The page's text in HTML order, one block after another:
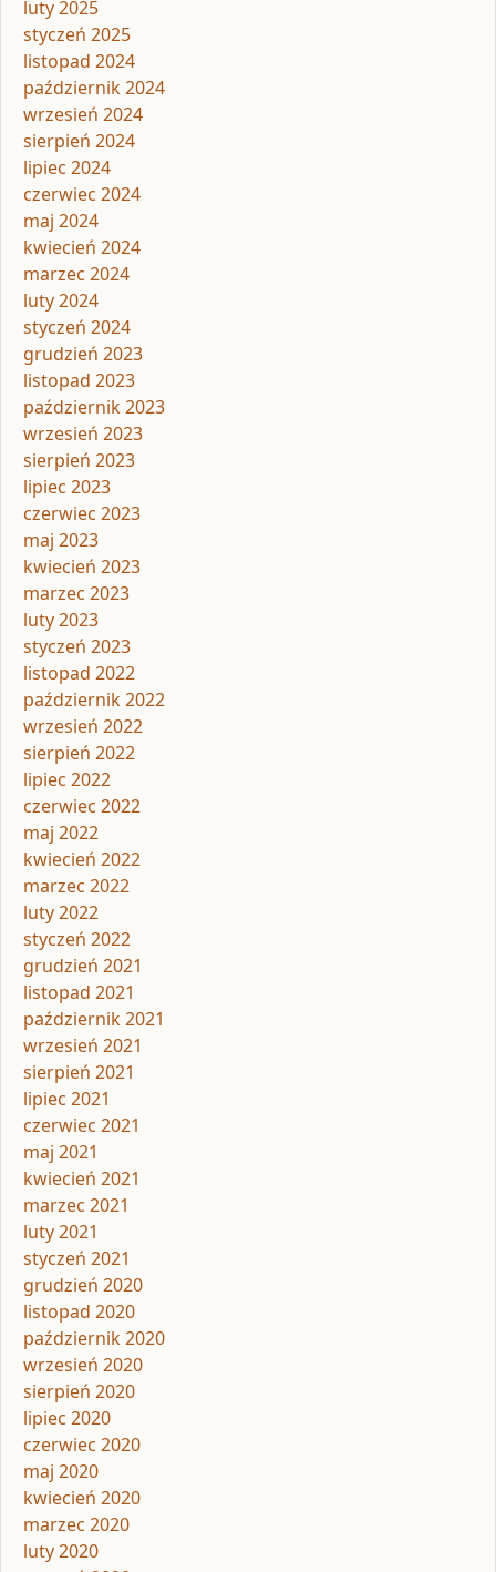
luty 2025
styczeń 2025
listopad 2024
październik 2024
wrzesień 2024
sierpień 2024
lipiec 2024
czerwiec 2024
maj 2024
kwiecień 2024
marzec 2024
luty 2024
styczeń 2024
grudzień 2023
listopad 2023
październik 2023
wrzesień 2023
sierpień 2023
lipiec 2023
czerwiec 2023
maj 2023
kwiecień 2023
marzec 2023
luty 2023
styczeń 2023
listopad 2022
październik 2022
wrzesień 2022
sierpień 2022
lipiec 2022
czerwiec 2022
maj 2022
kwiecień 2022
marzec 2022
luty 2022
styczeń 2022
grudzień 2021
listopad 2021
październik 2021
wrzesień 2021
sierpień 2021
lipiec 2021
czerwiec 2021
maj 2021
kwiecień 2021
marzec 2021
luty 2021
styczeń 2021
grudzień 2020
listopad 2020
październik 2020
wrzesień 2020
sierpień 2020
lipiec 2020
czerwiec 2020
maj 2020
kwiecień 2020
marzec 2020
luty 2020